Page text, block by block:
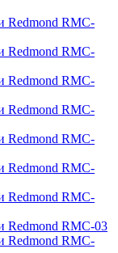
Redmond RMC-
Redmond RMC-
Redmond RMC-
Redmond RMC-
Redmond RMC-
Redmond RMC-
Redmond RMC-
Redmond RMC-03
Redmond RMC-